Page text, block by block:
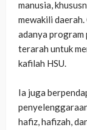
manusia,
mewakili
adanya program
terarah untuk
kafilah HSU.
‎Ia juga
hafiz, hafizah,